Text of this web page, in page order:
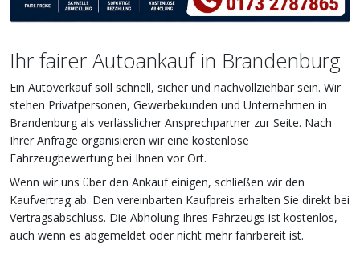
Ihr fairer Autoankauf in Brandenburg
Ein Autoverkauf soll schnell, sicher und nachvollziehbar sein. Wir
stehen Privatpersonen, Gewerbekunden und Unternehmen in
Brandenburg als verlässlicher Ansprechpartner zur Seite. Nach
Ihrer Anfrage organisieren wir eine kostenlose
Fahrzeugbewertung bei Ihnen vor Ort.
Wenn wir uns über den Ankauf einigen, schließen wir den
Kaufvertrag ab. Den vereinbarten Kaufpreis erhalten Sie direkt bei
Vertragsabschluss. Die Abholung Ihres Fahrzeugs ist kostenlos,
auch wenn es abgemeldet oder nicht mehr fahrbereit ist.